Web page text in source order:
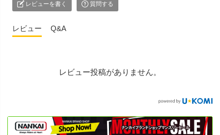
レビューを書く 質問する
レビュー Q&A
レビュー投稿がありません。